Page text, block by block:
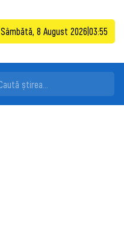
Sâmbătă, 8 August 2026 03:55